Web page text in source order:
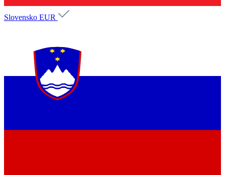
Slovensko EUR